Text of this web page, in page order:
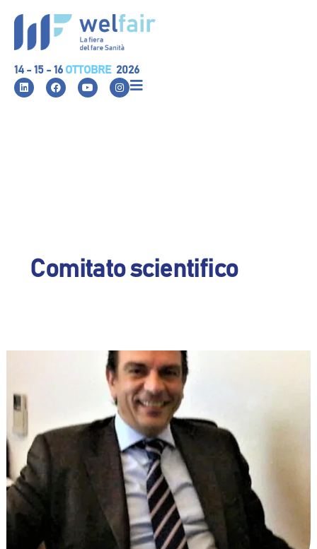
14 - 15 - 16 OTTOBRE 2026
Comitato scientifico